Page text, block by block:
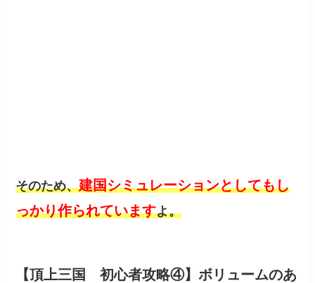
そのため、建国シミュレーションとしてもし
っかり作られていますよ。
【頂上三国 初心者攻略④】ボリュームのあ